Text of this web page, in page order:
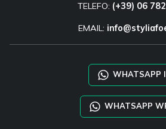
TELEFO: (+39) 06
EMAIL:
WHATSAPP
WHATSAPP